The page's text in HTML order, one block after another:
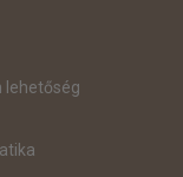
lehetőség